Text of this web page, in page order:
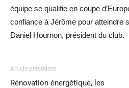
équipe se qualifie en coupe
confiance à Jérôme pour atteindre
Daniel Hournon, président du club.
Article précédent
Rénovation énergétique, les